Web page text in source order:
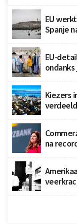
EU
Spanje
EU-
Kiezers
na